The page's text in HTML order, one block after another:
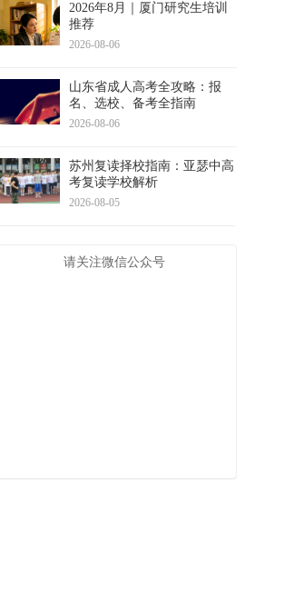
2026年8月｜厦门研究生培训
推荐
2026-08-06
山东省成人高考全攻略：报
名、选校、备考全指南
2026-08-06
苏州复读择校指南：亚瑟中高
考复读学校解析
2026-08-05
请关注微信公众号